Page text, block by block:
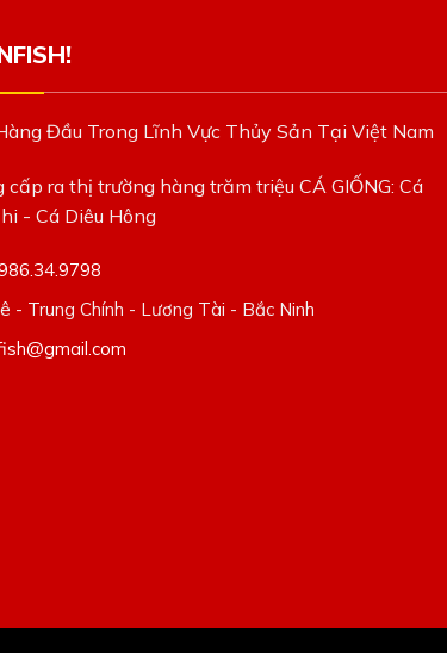
Đầu Trong Lĩnh Vực Thủy Sản Tại Việt Nam
cấp ra thị trường hàng trăm triệu CÁ GIỐNG: Cá
- Cá Diêu Hông
- Trung Chính - Lương Tài - Bắc Ninh